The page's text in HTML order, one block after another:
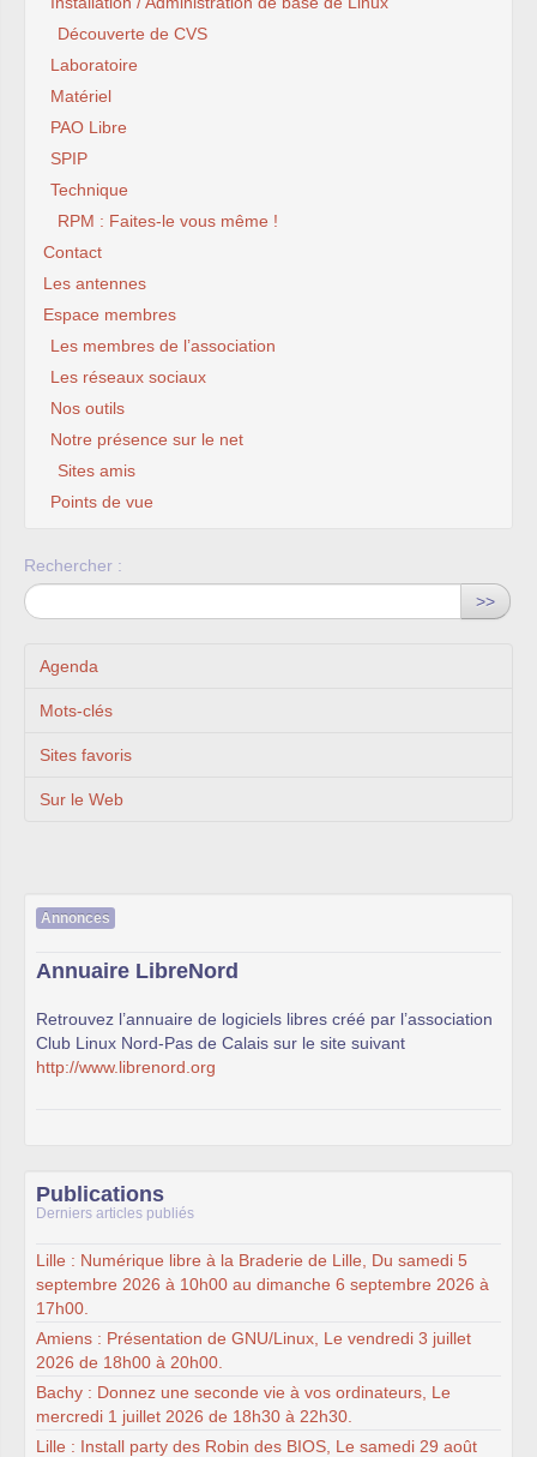
Découverte de CVS
Laboratoire
Matériel
PAO Libre
SPIP
Technique
RPM : Faites-le vous même !
Contact
Les antennes
Espace membres
Les membres de l’association
Les réseaux sociaux
Nos outils
Notre présence sur le net
Sites amis
Points de vue
Rechercher :
>>
Agenda
Mots-clés
Sites favoris
Sur le Web
Annonces
Annuaire LibreNord
Retrouvez l’annuaire de logiciels libres créé par l’association
Club Linux Nord-Pas de Calais sur le site suivant
http://www.librenord.org
Publications
Derniers articles publiés
Lille : Numérique libre à la Braderie de Lille, Du samedi 5
septembre 2026 à 10h00 au dimanche 6 septembre 2026 à
17h00.
Amiens : Présentation de GNU/Linux, Le vendredi 3 juillet
2026 de 18h00 à 20h00.
Bachy : Donnez une seconde vie à vos ordinateurs, Le
mercredi 1 juillet 2026 de 18h30 à 22h30.
Lille : Install party des Robin des BIOS, Le samedi 29 août